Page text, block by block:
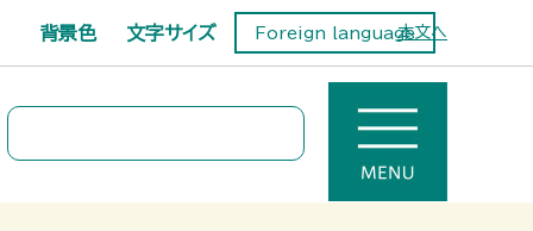
本文へ
背景色 文字サイズ Foreign language